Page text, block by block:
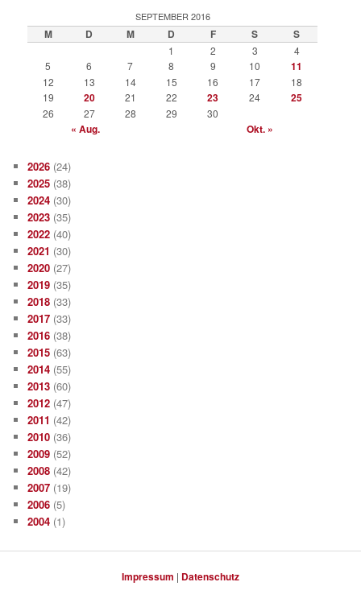
SEPTEMBER 2016
M D M D F S S
1 2 3
4
5
6 7 8 9 10 11
12 13 14 15 16 17
18
19
20 21 22 23 24 25
26 27 28 29 30
« Aug. Okt. »
2026 (24)
2025 (38)
2024 (30)
2023 (35)
2022 (40)
2021 (30)
2020 (27)
2019 (35)
2018 (33)
2017 (33)
2016 (38)
2015 (63)
2014 (55)
2013 (60)
2012 (47)
2011 (42)
2010 (36)
2009 (52)
2008 (42)
2007 (19)
2006 (5)
2004 (1)
Impressum | Datenschutz